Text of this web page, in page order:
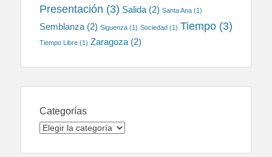
Presentación (3) Salida (2) Santa Ana (1)
Semblanza (2) Siguenza (1) Sociedad (1) Tiempo (3)
Tiempo Libre (1) Zaragoza (2)
Categorías
Categorías